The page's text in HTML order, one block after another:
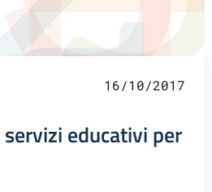
16/10/2017
educativi per